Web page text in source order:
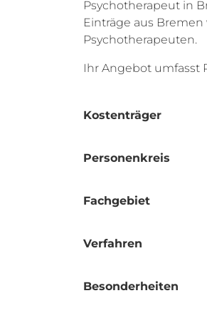
Psychotherapeut in
Einträge aus
Psychotherapeuten.
Ihr Angebot umfasst
Kostenträger
Personenkreis
Fachgebiet
Verfahren
Besonderheiten